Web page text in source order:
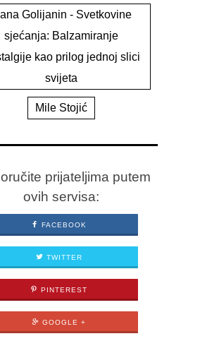
Golijanin - Svetkovine
sjećanja: Balzamiranje
kao prilog jednoj slici
svijeta
Mile Stojić
prijateljima putem
ovih servisa:
FACEBOOK
TWITTER
PINTEREST
GOOGLE +